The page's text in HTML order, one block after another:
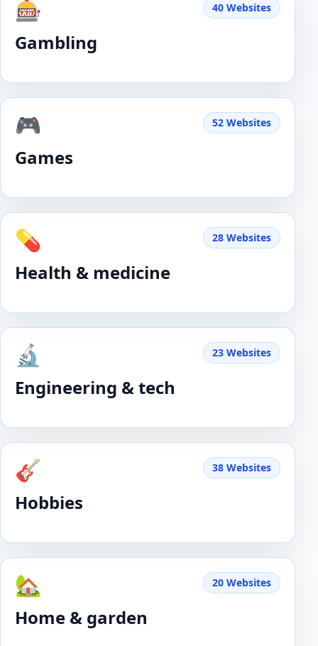
🎰
Gambling
40 Websites
🎮
Games
52 Websites
💊
Health & medicine
28 Websites
🔬
Engineering & tech
23 Websites
🎸
Hobbies
38 Websites
🏡
Home & garden
20 Websites